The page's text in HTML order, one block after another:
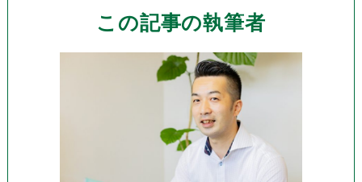
この記事の執筆者